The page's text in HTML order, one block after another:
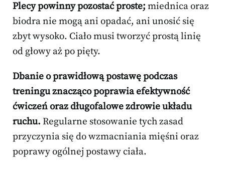
Plecy powinny pozostać proste; miednica oraz
biodra nie mogą ani opadać, ani unosić się
zbyt wysoko. Ciało musi tworzyć prostą linię
od głowy aż po pięty.
Dbanie o prawidłową postawę podczas
treningu znacząco poprawia efektywność
ćwiczeń oraz długofalowe zdrowie układu
ruchu. Regularne stosowanie tych zasad
przyczynia się do wzmacniania mięśni oraz
poprawy ogólnej postawy ciała.